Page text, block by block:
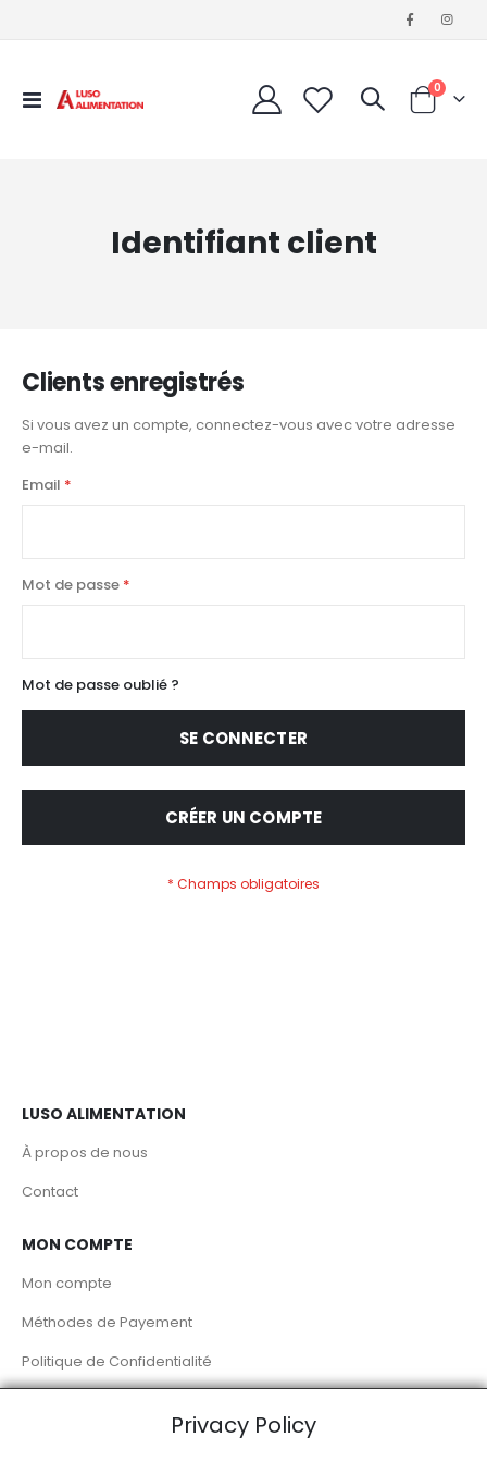
Affichage
Cart
0articles
Identifiant client
Clients enregistrés
Si vous avez un compte, connectez-vous avec votre adresse
e-mail.
Email
Mot de passe
Mot de passe oublié ?
SE CONNECTER
CRÉER UN COMPTE
Privacy Policy
LUSO ALIMENTATION
À propos de nous
Contact
MON COMPTE
Mon compte
Méthodes de Payement
Politique de Confidentialité